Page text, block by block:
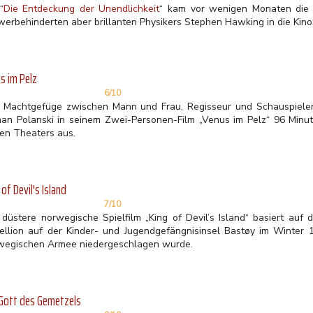
Die Entdeckung der Unendlichkeit“ kam vor wenigen Monaten
aber brillanten Physikers Stephen Hawking in die
im Pelz
6/10
Machtgefüge zwischen Mann und Frau, Regisseur und
Polanski in seinem Zwei-Personen-Film „Venus im Pelz“ 96
Theaters aus.
Devil's Island
7/10
norwegische Spielfilm „King of Devil’s Island“ basiert auf
auf der Kinder- und Jugendgefängnisinsel Bastøy im Winter
Armee niedergeschlagen wurde.
des Gemetzels